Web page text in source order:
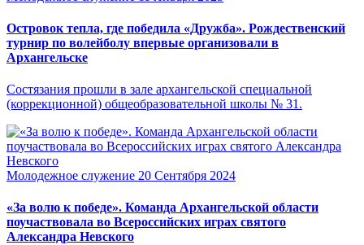
Островок тепла, где победила «Дружба». Рождественский
турнир по волейболу впервые организовали в
Архангельске
Состязания прошли в зале архангельской специальной
(коррекционной) общеобразовательной школы № 31.
Молодежное служение 20 Сентября 2024
«За волю к победе». Команда Архангельской области
поучаствовала во Всероссийских играх святого
Александра Невского